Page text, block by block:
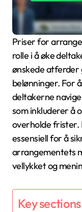
Priser for arrangementsspor spiller en avgjørende
rolle i å øke
ønskede atferder
belønninger. For
deltakerne
som inkluderer å
overholde frister.
essensiell for å
arrangementets
vellykket og
Key